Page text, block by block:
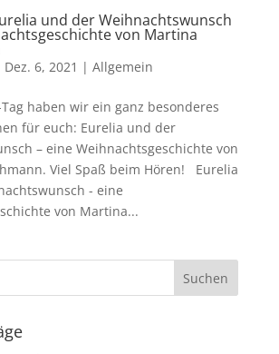
und der Weihnachtswunsch
von Martina
Dez. 6, 2021 | Allgemein
haben wir ein ganz besonderes
für euch: Eurelia und der
– eine Weihnachtsgeschichte von
Viel Spaß beim Hören! Eurelia
- eine
von Martina...